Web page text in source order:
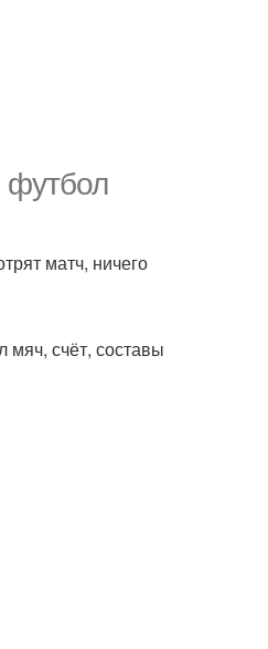
футбол
матч, ничего
мяч, счёт, составы